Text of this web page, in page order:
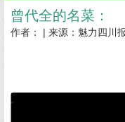
曾代全的名菜：
作者： | 来源：魅力四川